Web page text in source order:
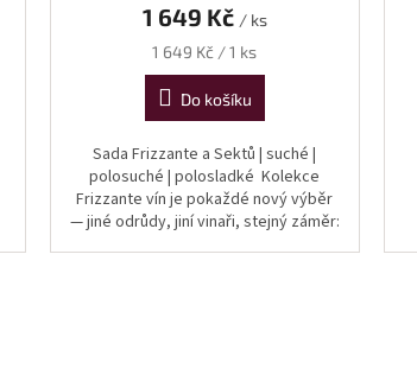
1 649 Kč / ks
Měrná
cena:
1 649 Kč / 1 ks
Do košíku
Sada Frizzante a Sektů | suché |
polosuché | polosladké Kolekce
Frizzante vín je pokaždé nový výběr
— jiné odrůdy, jiní vinaři, stejný záměr: